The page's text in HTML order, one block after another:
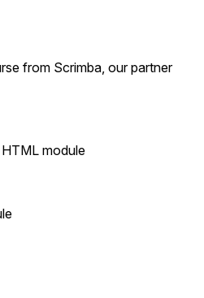
from Scrimba, our partner
module